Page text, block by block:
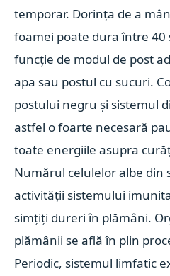
temporar. Dorința de a
foamei poate dura între 40
funcție de modul de post
apa sau postul cu sucuri.
postului negru și sistemul
astfel o foarte necesară
toate energiile asupra
Numărul celulelor albe din
activității sistemului
simțiți dureri în plămâni.
plămânii se află în plin
Periodic, sistemul limfatic